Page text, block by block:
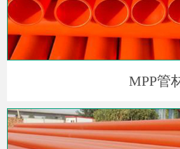
MPP管